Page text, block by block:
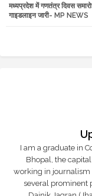
मध्यप्रदेश में गणतंत्र दिवस
गाइडलाइन जारी- MP NEWS
I am a graduate in
Bhopal, the
working in journalism
several prominent